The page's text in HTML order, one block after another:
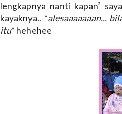
lengkapnya nanti kapan²
kayaknya.. *alesaaaaaaan...
itu* hehehee